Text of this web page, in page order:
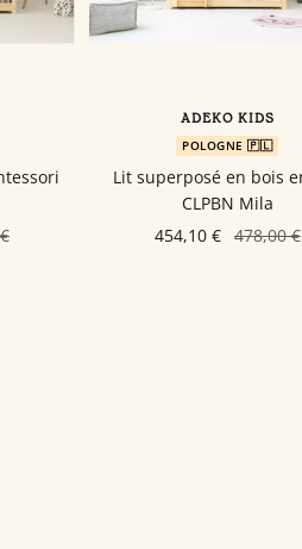
ADEKO KIDS
POLOGNE 🇵🇱
Lit superposé en bois
CLPBN Mila
454,10 € 478,00 €